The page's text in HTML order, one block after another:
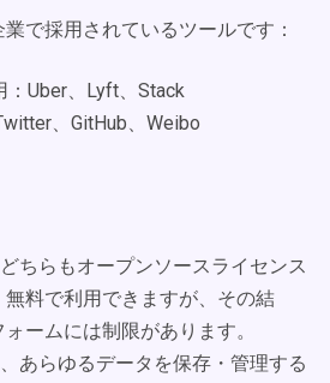
で採用されているツールです：
：Uber、Lyft、Stack
、GitHub、Weibo
ちらもオープンソースライセンス
料で利用できますが、その結
ームには制限があります。
あらゆるデータを保存・管理する